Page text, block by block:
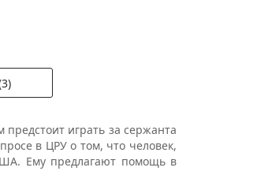
играть за сержанта
в ЦРУ о том, что человек,
Ему предлагают помощь в